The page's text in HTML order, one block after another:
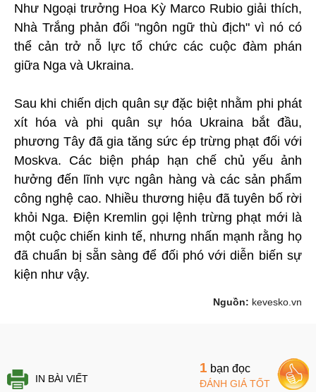
Như Ngoại trưởng Hoa Kỳ Marco Rubio giải thích,
Nhà Trắng phản đối "ngôn ngữ thù địch" vì nó có
thể cản trở nỗ lực tổ chức các cuộc đàm phán
giữa Nga và Ukraina.
Sau khi chiến dịch quân sự đặc biệt nhằm phi phát
xít hóa và phi quân sự hóa Ukraina bắt đầu,
phương Tây đã gia tăng sức ép trừng phạt đối với
Moskva. Các biện pháp hạn chế chủ yếu ảnh
hưởng đến lĩnh vực ngân hàng và các sản phẩm
công nghệ cao. Nhiều thương hiệu đã tuyên bố rời
khỏi Nga. Điện Kremlin gọi lệnh trừng phạt mới là
một cuộc chiến kinh tế, nhưng nhấn mạnh rằng họ
đã chuẩn bị sẵn sàng để đối phó với diễn biến sự
kiện như vậy.
Nguồn: kevesko.vn
IN BÀI VIẾT
1 bạn đọc
ĐÁNH GIÁ TỐT